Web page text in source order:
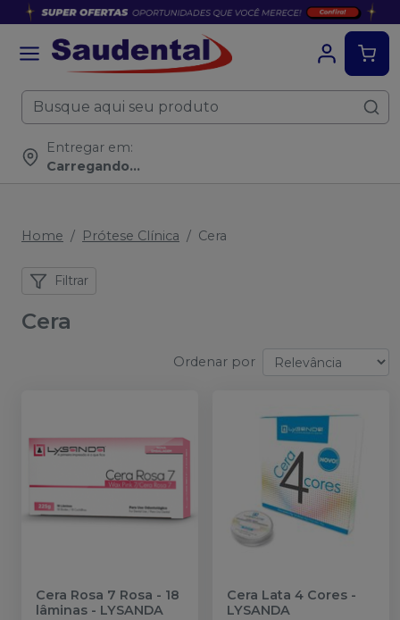
Entregar em:
Carregando...
Home Prótese Clínica Cera
Filtrar
Cera
Ordenar por
Cera Rosa 7 Rosa - 18
lâminas - LYSANDA
Cera Lata 4 Cores -
LYSANDA